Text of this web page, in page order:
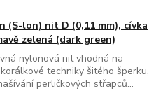
(S-lon) nit D (0,11 mm), cívka
zelená (dark green)
nylonová nit vhodná na
techniky šitého šperku,
perličkových střapců...